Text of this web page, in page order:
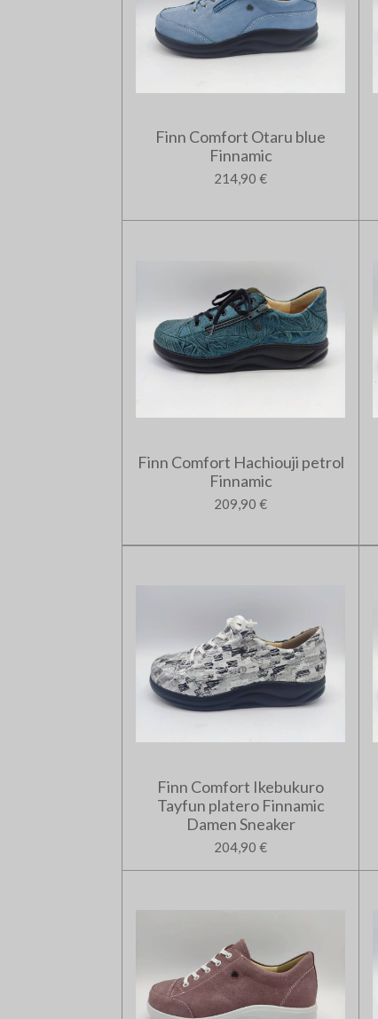
Finn Comfort Otaru blue
Finnamic
214,90 €
Finn Comfort Hachiouji petrol
Finnamic
209,90 €
Finn Comfort Ikebukuro
Tayfun platero Finnamic
Damen Sneaker
204,90 €